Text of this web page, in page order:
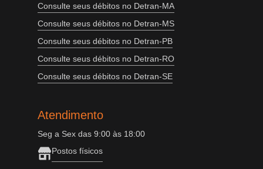
Consulte seus débitos no Detran-MA
Consulte seus débitos no Detran-MS
Consulte seus débitos no Detran-PB
Consulte seus débitos no Detran-RO
Consulte seus débitos no Detran-SE
Atendimento
Seg a Sex das 9:00 às 18:00
Postos físicos